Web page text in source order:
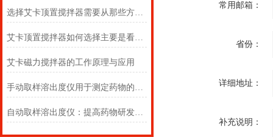
选择艾卡顶置搅拌器需要从那些方面考虑
艾卡顶置搅拌器如何选择主要是看这些方面
艾卡磁力搅拌器的工作原理与应用
手动取样溶出度仪用于测定药物的溶解度
自动取样溶出度仪：提高药物研发效率的重要工具
常用邮箱：
省份：
详细地址：
补充说明：